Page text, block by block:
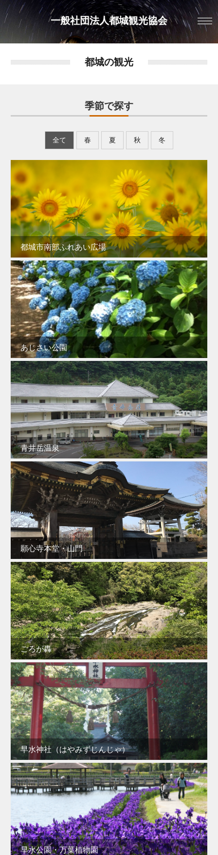
一般社団法人都城観光協会
都城の観光
季節で探す
全て 春 夏 秋 冬
都城市南部ふれあい広場
あじさい公園
青井岳温泉
願心寺本堂・山門
ごろが轟
早水神社（はやみずじんじゃ）
早水公園・万葉植物園